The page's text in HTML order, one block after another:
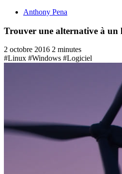
Anthony Pena
Trouver une alternative à un
2 octobre 2016 2 minutes
#Linux #Windows #Logiciel